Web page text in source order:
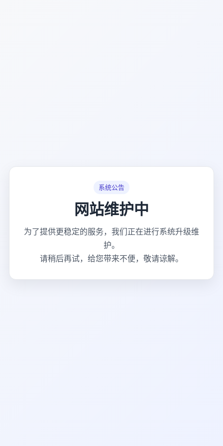
系统公告
网站维护中
为了提供更稳定的服务，我们正在进行系统升级维
护。
请稍后再试，给您带来不便，敬请谅解。